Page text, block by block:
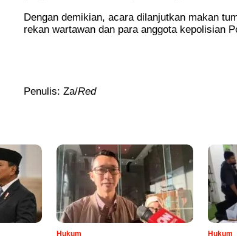
Dengan demikian, acara dilanjutkan makan
rekan wartawan dan para anggota kepolisian
Penulis: Za/Red
Hukum Hukum